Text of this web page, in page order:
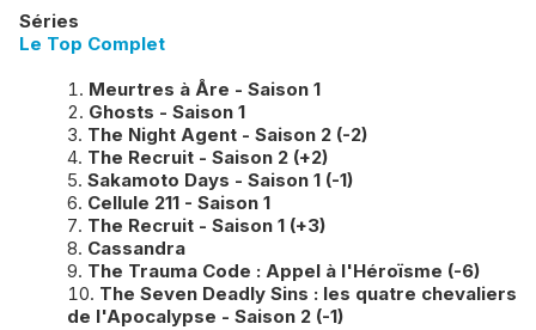
Séries
Le Top Complet
Meurtres à Åre - Saison 1
Ghosts - Saison 1
The Night Agent - Saison 2 (-2)
The Recruit - Saison 2 (+2)
Sakamoto Days - Saison 1 (-1)
Cellule 211 - Saison 1
The Recruit - Saison 1 (+3)
Cassandra
The Trauma Code : Appel à l'Héroïsme (-6)
​The Seven Deadly Sins : les quatre chevaliers
de l'Apocalypse - Saison 2 (-1)